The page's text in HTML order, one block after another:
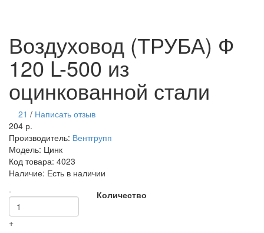
Воздуховод (ТРУБА) Ф
120 L-500 из
оцинкованной стали
21 / Написать отзыв
204 р.
Производитель: Вентгрупп
Модель: Цинк
Код товара: 4023
Наличие: Есть в наличии
Количество
-
+